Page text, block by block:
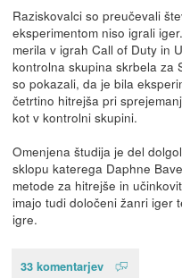
Raziskovalci so preučevali
eksperimentom niso igrali
merila v igrah Call of Duty in
kontrolna skupina skrbela za
so pokazali, da je bila
četrtino hitrejša pri
kot v kontrolni skupini.
Omenjena študija je del
sklopu katerega Daphne
metode za hitrejše in
imajo tudi določeni žanri iger
igre.
33 komentarjev